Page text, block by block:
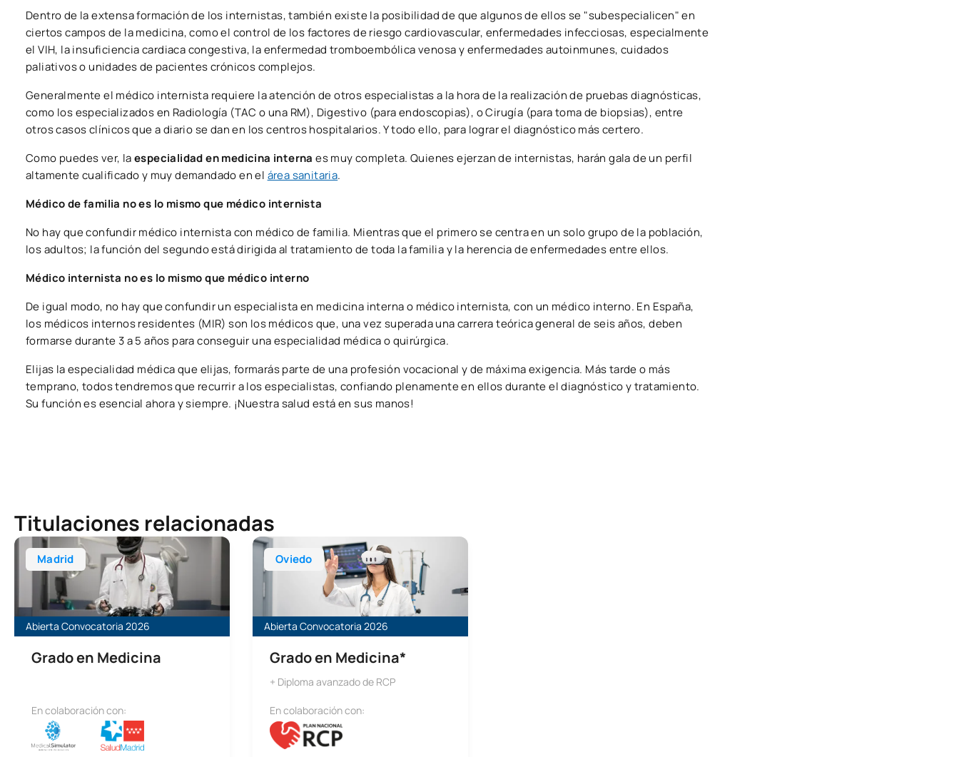
Dentro de la extensa formación de los internistas, también existe la posibilidad de que algunos de ellos se "subespecialicen" en
ciertos campos de la medicina, como el control de los factores de riesgo cardiovascular, enfermedades infecciosas, especialmente
el VIH, la insuficiencia cardiaca congestiva, la enfermedad tromboembólica venosa y enfermedades autoinmunes, cuidados
paliativos o unidades de pacientes crónicos complejos.
Generalmente el médico internista requiere la atención de otros especialistas a la hora de la realización de pruebas diagnósticas,
como los especializados en Radiología (TAC o una RM), Digestivo (para endoscopias), o Cirugía (para toma de biopsias), entre
otros casos clínicos que a diario se dan en los centros hospitalarios. Y todo ello, para lograr el diagnóstico más certero.
Como puedes ver, laespecialidad en medicina interna es muy completa. Quienes ejerzan de internistas, harán gala de un perfil
altamente cualificado y muy demandado en el área sanitaria.
Médico de familia no es lo mismo que médico internista
No hay que confundir médico internista con médico de familia. Mientras que el primero se centra en un solo grupo de la población,
los adultos; la función del segundo está dirigida al tratamiento de toda la familia y la herencia de enfermedades entre ellos.
Médico internista no es lo mismo que médico interno
De igual modo, no hay que confundir un especialista en medicina interna o médico internista, con un médico interno. En España,
los médicos internos residentes (MIR) son los médicos que, una vez superada una carrera teórica general de seis años, deben
formarse durante 3 a 5 años para conseguir una especialidad médica o quirúrgica.
Elijas la especialidad médica que elijas, formarás parte de una profesión vocacional y de máxima exigencia. Más tarde o más
temprano, todos tendremos que recurrir a los especialistas, confiando plenamente en ellos durante el diagnóstico y tratamiento.
Su función es esencial ahora y siempre. ¡Nuestra salud está en sus manos!
Titulaciones relacionadas
Madrid
Abierta Convocatoria 2026
Grado en Medicina
En colaboración con:
Grado en Medicina
Oviedo
Abierta Convocatoria 2026
Grado en Medicina*
+ Diploma avanzado de RCP
En colaboración con:
Grado en Medicina Oviedo